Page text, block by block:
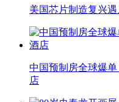
美国芯片制造复兴
中国预制房全球爆
店